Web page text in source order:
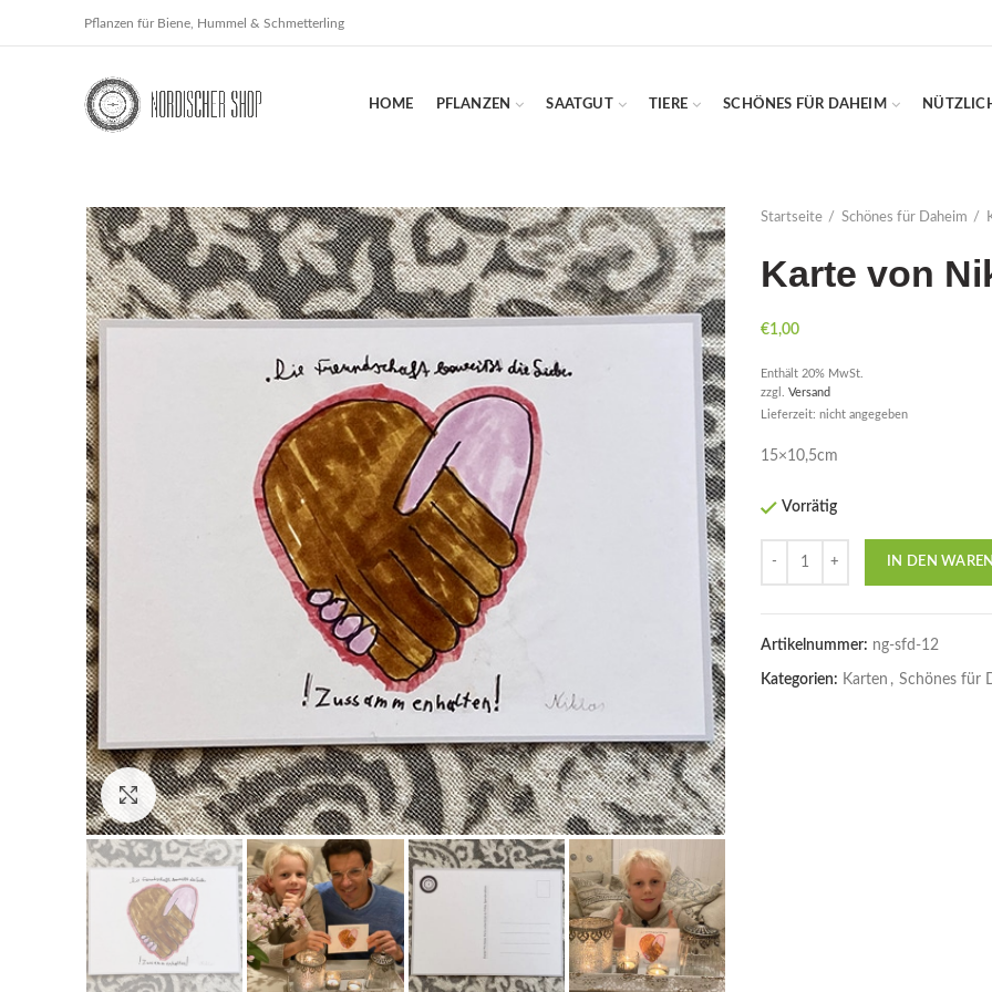
Pflanzen für Biene, Hummel & Schmetterling
HOME PFLANZEN SAATGUT TIERE SCHÖNES FÜR DAHEIM
Click to enlarge
Startseite Schönes für Daheim
Karte von
€1,00
Enthält 20% MwSt.
zzgl. Versand
Lieferzeit: nicht angegeben
15×10,5cm
Vorrätig
IN DEN
Artikelnummer: ng-sfd-12
Kategorien: Karten , Schönes für